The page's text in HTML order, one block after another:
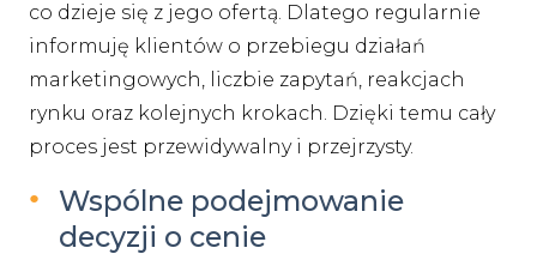
co dzieje się z jego ofertą. Dlatego regularnie
informuję klientów o przebiegu działań
marketingowych, liczbie zapytań, reakcjach
rynku oraz kolejnych krokach. Dzięki temu cały
proces jest przewidywalny i przejrzysty.
Wspólne podejmowanie
decyzji o cenie